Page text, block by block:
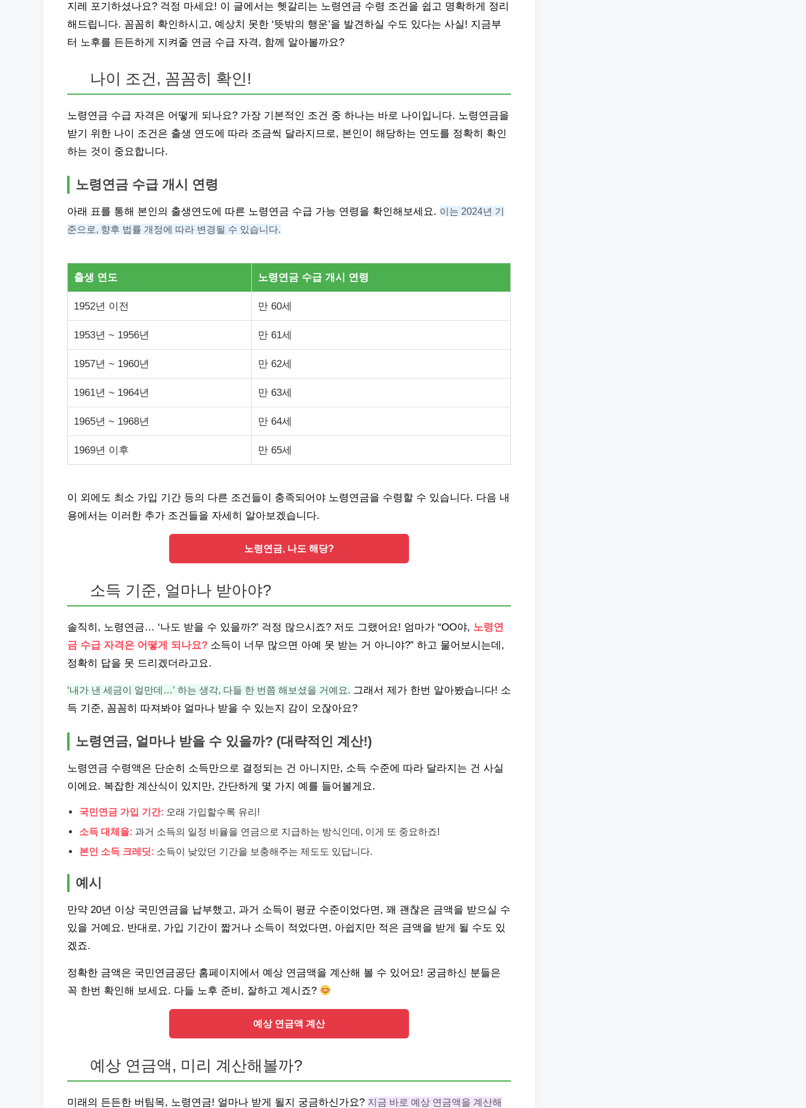
지레 포기하셨나요? 걱정 마세요! 이 글에서는 헷갈리는 노령연금 수령 조건을 쉽고 명확하게 정리
해드립니다. 꼼꼼히 확인하시고, 예상치 못한 ‘뜻밖의 행운’을 발견하실 수도 있다는 사실! 지금부
터 노후를 든든하게 지켜줄 연금 수급 자격, 함께 알아볼까요?
나이 조건, 꼼꼼히 확인!
노령연금 수급 자격은 어떻게 되나요? 가장 기본적인 조건 중 하나는 바로 나이입니다. 노령연금을
받기 위한 나이 조건은 출생 연도에 따라 조금씩 달라지므로, 본인이 해당하는 연도를 정확히 확인
하는 것이 중요합니다.
노령연금 수급 개시 연령
아래 표를 통해 본인의 출생연도에 따른 노령연금 수급 가능 연령을 확인해보세요. 이는 2024년 기
준으로, 향후 법률 개정에 따라 변경될 수 있습니다.
출생 연도 노령연금 수급 개시 연령
1952년 이전 만 60세
1953년 ~ 1956년 만 61세
1957년 ~ 1960년 만 62세
1961년 ~ 1964년 만 63세
1965년 ~ 1968년 만 64세
1969년 이후 만 65세
이 외에도 최소 가입 기간 등의 다른 조건들이 충족되어야 노령연금을 수령할 수 있습니다. 다음 내
용에서는 이러한 추가 조건들을 자세히 알아보겠습니다.
노령연금, 나도 해당?
소득 기준, 얼마나 받아야?
솔직히, 노령연금… ‘나도 받을 수 있을까?’ 걱정 많으시죠? 저도 그랬어요! 엄마가 “OO야, 노령연
금 수급 자격은 어떻게 되나요? 소득이 너무 많으면 아예 못 받는 거 아니야?” 하고 물어보시는데,
정확히 답을 못 드리겠더라고요.
‘내가 낸 세금이 얼만데…’ 하는 생각, 다들 한 번쯤 해보셨을 거예요. 그래서 제가 한번 알아봤습니다! 소
득 기준, 꼼꼼히 따져봐야 얼마나 받을 수 있는지 감이 오잖아요?
노령연금, 얼마나 받을 수 있을까? (대략적인 계산!)
노령연금 수령액은 단순히 소득만으로 결정되는 건 아니지만, 소득 수준에 따라 달라지는 건 사실
이에요. 복잡한 계산식이 있지만, 간단하게 몇 가지 예를 들어볼게요.
국민연금 가입 기간: 오래 가입할수록 유리!
소득 대체율: 과거 소득의 일정 비율을 연금으로 지급하는 방식인데, 이게 또 중요하죠!
본인 소득 크레딧: 소득이 낮았던 기간을 보충해주는 제도도 있답니다.
예시
만약 20년 이상 국민연금을 납부했고, 과거 소득이 평균 수준이었다면, 꽤 괜찮은 금액을 받으실 수
있을 거예요. 반대로, 가입 기간이 짧거나 소득이 적었다면, 아쉽지만 적은 금액을 받게 될 수도 있
겠죠.
정확한 금액은 국민연금공단 홈페이지에서 예상 연금액을 계산해 볼 수 있어요! 궁금하신 분들은
꼭 한번 확인해 보세요. 다들 노후 준비, 잘하고 계시죠?
예상 연금액 계산
예상 연금액, 미리 계산해볼까?
미래의 든든한 버팀목, 노령연금! 얼마나 받게 될지 궁금하신가요? 지금 바로 예상 연금액을 계산해